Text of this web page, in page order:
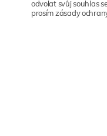
odvolat svůj souhlas
prosím zásady